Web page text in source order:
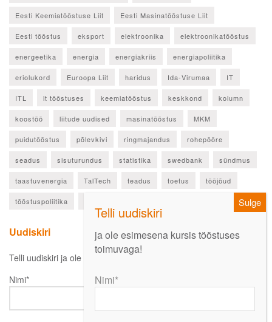
Eesti Keemiatööstuse Liit Eesti Masinatööstuse Liit
Eesti tööstus eksport elektroonika elektroonikatööstus
energeetika energia energiakriis energiapoliitika
eriolukord Euroopa Liit haridus Ida-Virumaa IT
ITL it tööstuses keemiatööstus keskkond kolumn
koostöö liitude uudised masinatööstus MKM
puidutööstus põlevkivi ringmajandus rohepööre
seadus sisuturundus statistika swedbank sündmus
taastuvenergia TalTech teadus toetus tööjõud
tööstuspoliitika
Uudiskiri
Telli uudiskiri ja ole esimesena kursis oluliste uudistega!
Nimi*
ja ole esimesena kursis tööstuses
toimuvaga!
Nimi*